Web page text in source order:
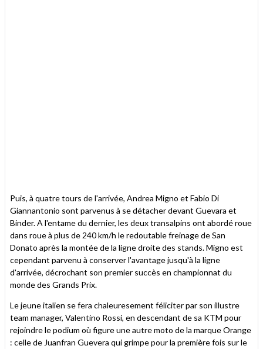
Puis, à quatre tours de l'arrivée, Andrea Migno et Fabio Di
Giannantonio sont parvenus à se détacher devant Guevara et
Binder. A l'entame du dernier, les deux transalpins ont abordé roue
dans roue à plus de 240 km/h le redoutable freinage de San
Donato après la montée de la ligne droite des stands. Migno est
cependant parvenu à conserver l'avantage jusqu'à la ligne
d'arrivée, décrochant son premier succès en championnat du
monde des Grands Prix.
Le jeune italien se fera chaleuresement féliciter par son illustre
team manager, Valentino Rossi, en descendant de sa KTM pour
rejoindre le podium où figure une autre moto de la marque Orange
: celle de Juanfran Guevera qui grimpe pour la première fois sur le